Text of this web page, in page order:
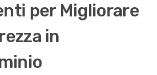
per Migliorare
in